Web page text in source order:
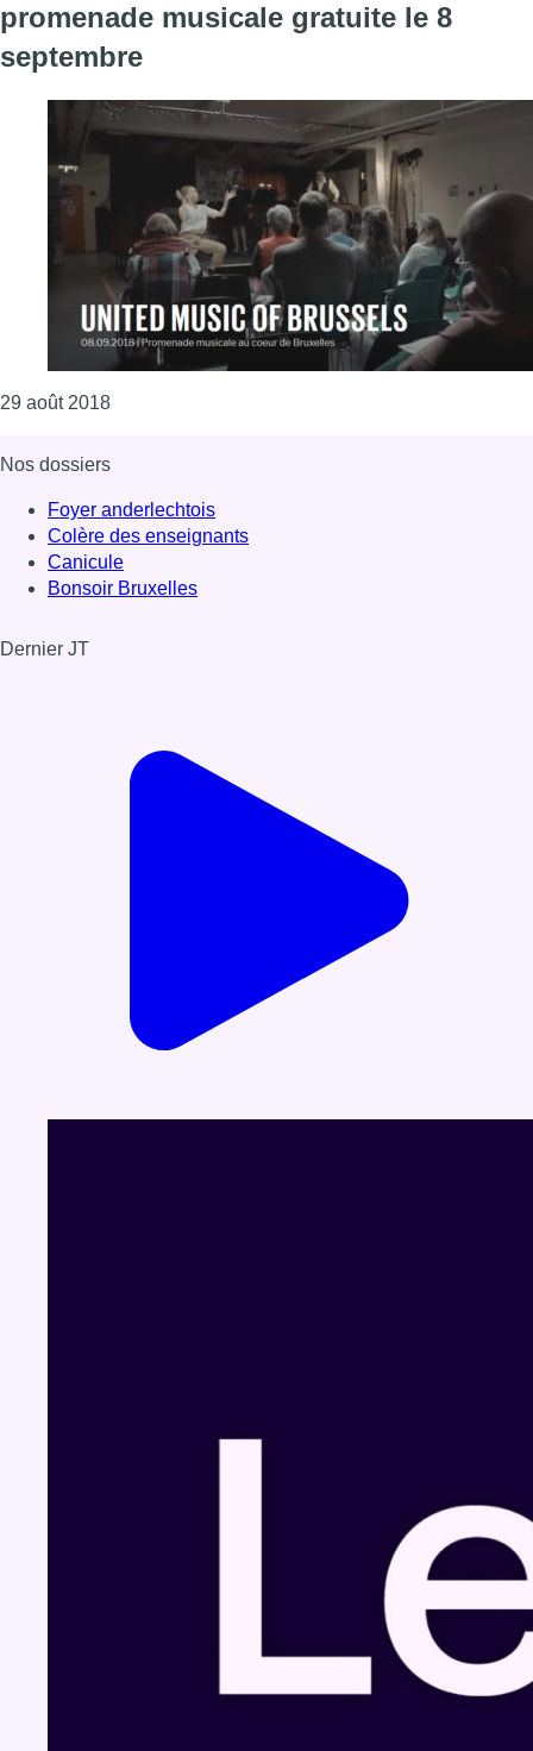
promenade musicale gratuite le 8
septembre
29 août 2018Consulter l'article "United Music of Brussels :
Nos dossiers
Foyer anderlechtois
Colère des enseignants
Canicule
Bonsoir Bruxelles
Dernier JT